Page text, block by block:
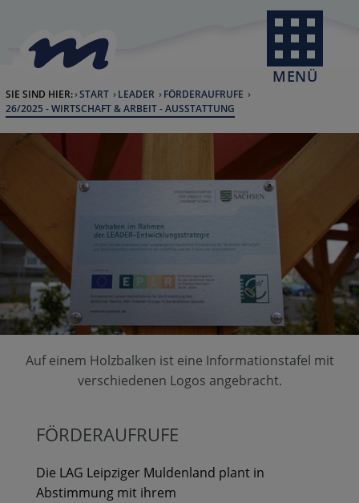
back to home
MENÜ
SIE SIND HIER: START LEADER
FÖRDERAUFRUFE
CURRENT:
26/2025 - WIRTSCHAFT & ARBEIT - AUSSTATTUNG
Auf einem Holzbalken ist eine Informationstafel mit
verschiedenen Logos angebracht.
FÖRDERAUFRUFE
Die LAG Leipziger Muldenland plant in
Abstimmung mit ihrem